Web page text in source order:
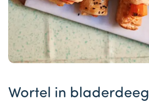
Wortel in bladerdeeg
of